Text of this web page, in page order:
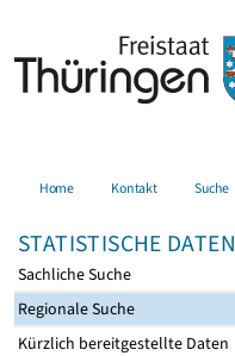
Home Kontakt Suche
STATISTISCHE DATEN
Sachliche Suche
Regionale Suche
Kürzlich bereitgestellte Daten